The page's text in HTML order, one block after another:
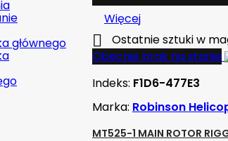
głównego
Więcej

Ostatnie sztuki w
Obecnie brak na stanie
Indeks: F1D6-477E3
Marka: Robinson
MT525-1 MAIN ROTOR